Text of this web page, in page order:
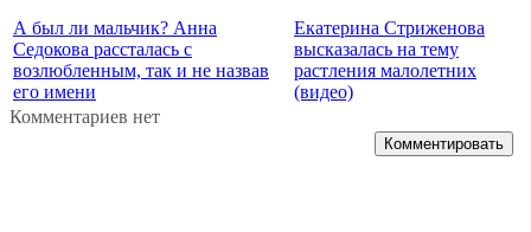
А был ли мальчик? Анна
Седокова рассталась с
возлюбленным, так и не назвав
его имени
Екатерина Стриженова
высказалась на тему
растления малолетних
(видео)
Комментариев нет
Комментировать